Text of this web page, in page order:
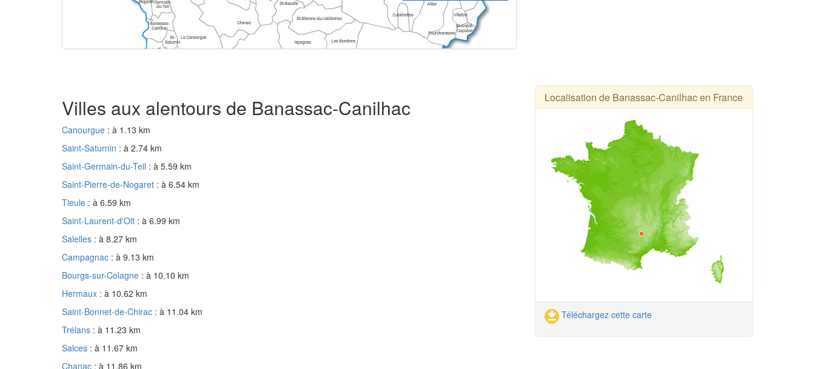
Villes aux alentours de Banassac-Canilhac
Canourgue : à 1.13 km
Saint-Saturnin : à 2.74 km
Saint-Germain-du-Teil : à 5.59 km
Saint-Pierre-de-Nogaret : à 6.54 km
Tieule : à 6.59 km
Saint-Laurent-d'Olt : à 6.99 km
Salelles : à 8.27 km
Campagnac : à 9.13 km
Bourgs-sur-Colagne : à 10.10 km
Hermaux : à 10.62 km
Saint-Bonnet-de-Chirac : à 11.04 km
Trélans : à 11.23 km
Salces : à 11.67 km
Chanac : à 11.86 km
Localisation de Banassac-Canilhac en France
Téléchargez cette carte